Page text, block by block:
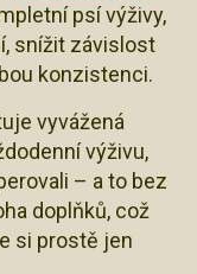
psí výživy,
snížit závislost
konzistenci.
vyvážená
výživu,
– a to bez
doplňků, což
si prostě jen